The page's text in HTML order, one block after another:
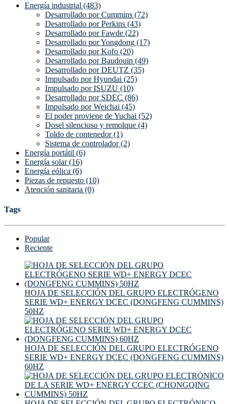
Energía industrial (483)
Desarrollado por Cummins (72)
Desarrollado por Perkins (43)
Desarrollado por Fawde (22)
Desarrollado por Yongdong (17)
Desarrollado por Kofo (20)
Desarrollado por Baudouin (49)
Desarrollado por DEUTZ (35)
Impulsado por Hyundai (25)
Impulsado por ISUZU (10)
Desarrollado por SDEC (86)
Impulsado por Weichai (45)
El poder proviene de Yuchai (52)
Dosel silencioso y remolque (4)
Toldo de contenedor (1)
Sistema de controlador (2)
Energía portátil (6)
Energía solar (16)
Energía eólica (6)
Piezas de repuesto (10)
Atención sanitaria (0)
Tags
Popular
Reciente
HOJA DE SELECCIÓN DEL GRUPO ELECTRÓGENO
SERIE WD+ ENERGY DCEC (DONGFENG CUMMINS)
50HZ
HOJA DE SELECCIÓN DEL GRUPO ELECTRÓGENO
SERIE WD+ ENERGY DCEC (DONGFENG CUMMINS)
60HZ